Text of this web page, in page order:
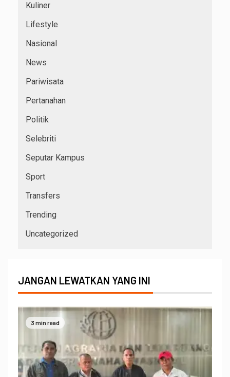
Kuliner
Lifestyle
Nasional
News
Pariwisata
Pertanahan
Politik
Selebriti
Seputar Kampus
Sport
Transfers
Trending
Uncategorized
JANGAN LEWATKAN YANG INI
3 min read